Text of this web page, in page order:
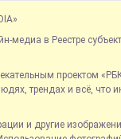
медиа в Реестре
проектом
трендах и всё, что
и другие